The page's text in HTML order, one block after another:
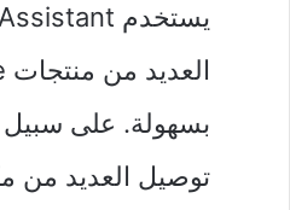
بسهولة. على سبيل
توصيل العديد